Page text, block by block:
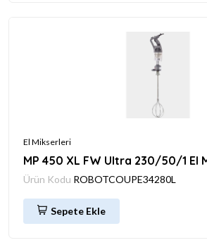
El Mikserleri
MP 450 XL FW Ultra 230/50/1 El
Ürün Kodu ROBOTCOUPE34280L
Sepete Ekle